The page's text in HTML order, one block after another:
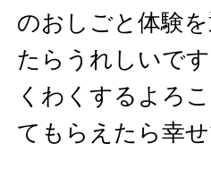
のおしごと体験
たらうれしいで
くわくするよろ
てもらえたら幸せ